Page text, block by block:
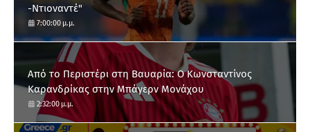
-Ντιοναντέ"
7:00:00 μ.μ.
Από το Περιστέρι στη Βαυαρία: O Κωνσταντίνος
Καρανδρίκας στην Μπάγερν Μονάχου
2:32:00 μ.μ.